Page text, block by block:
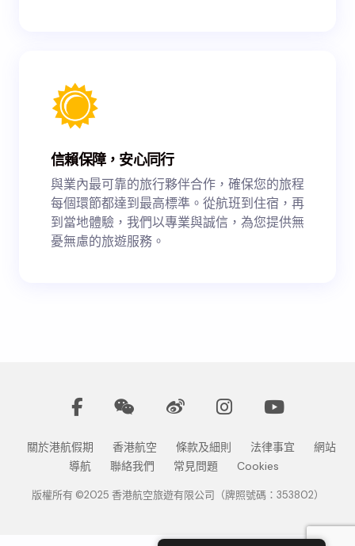
信賴保障，安心同行
與業內最可靠的旅行夥伴合作，確保您的旅程
每個環節都達到最高標準。從航班到住宿，再
到當地體驗，我們以專業與誠信，為您提供無
憂無慮的旅遊服務。
關於港航假期 香港航空 條款及細則 法律事宜
網站
導航
聯絡我們 常見問題 Cookies
版權所有 ©2025 香港航空旅遊有限公司（牌照號碼：353802）